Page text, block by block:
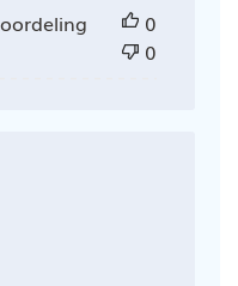
0
0